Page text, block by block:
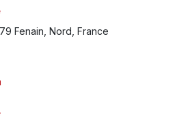
Fenain, Nord, France